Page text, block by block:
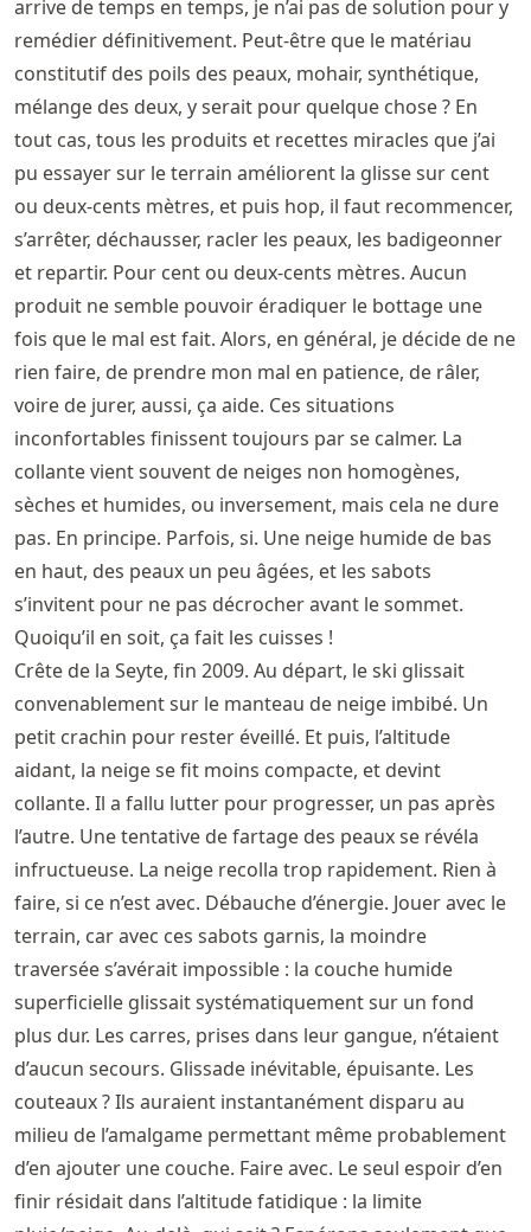
arrive de temps en temps, je n’ai pas de solution pour y
remédier définitivement. Peut-être que le matériau
constitutif des poils des peaux, mohair, synthétique,
mélange des deux, y serait pour quelque chose ? En
tout cas, tous les produits et recettes miracles que j’ai
pu essayer sur le terrain améliorent la glisse sur cent
ou deux-cents mètres, et puis hop, il faut recommencer,
s’arrêter, déchausser, racler les peaux, les badigeonner
et repartir. Pour cent ou deux-cents mètres. Aucun
produit ne semble pouvoir éradiquer le bottage une
fois que le mal est fait. Alors, en général, je décide de ne
rien faire, de prendre mon mal en patience, de râler,
voire de jurer, aussi, ça aide. Ces situations
inconfortables finissent toujours par se calmer. La
collante vient souvent de neiges non homogènes,
sèches et humides, ou inversement, mais cela ne dure
pas. En principe. Parfois, si. Une neige humide de bas
en haut, des peaux un peu âgées, et les sabots
s’invitent pour ne pas décrocher avant le sommet.
Quoiqu’il en soit, ça fait les cuisses !
Crête de la Seyte, fin 2009. Au départ, le ski glissait
convenablement sur le manteau de neige imbibé. Un
petit crachin pour rester éveillé. Et puis, l’altitude
aidant, la neige se fit moins compacte, et devint
collante. Il a fallu lutter pour progresser, un pas après
l’autre. Une tentative de fartage des peaux se révéla
infructueuse. La neige recolla trop rapidement. Rien à
faire, si ce n’est avec. Débauche d’énergie. Jouer avec le
terrain, car avec ces sabots garnis, la moindre
traversée s’avérait impossible : la couche humide
superficielle glissait systématiquement sur un fond
plus dur. Les carres, prises dans leur gangue, n’étaient
d’aucun secours. Glissade inévitable, épuisante. Les
couteaux ? Ils auraient instantanément disparu au
milieu de l’amalgame permettant même probablement
d’en ajouter une couche. Faire avec. Le seul espoir d’en
finir résidait dans l’altitude fatidique : la limite